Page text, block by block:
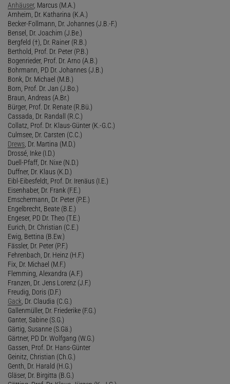
Anhäuser, Marcus (M.A.)
Arnheim, Dr. Katharina (K.A.)
Becker-Follmann, Dr. Johannes (J.B.-F.)
Bensel, Dr. Joachim (J.Be.)
Bergfeld (†), Dr. Rainer (R.B.)
Berthold, Prof. Dr. Peter (P.B.)
Bogenrieder, Prof. Dr. Arno (A.B.)
Bohrmann, PD Dr. Johannes (J.B.)
Bonk, Dr. Michael (M.B.)
Born, Prof. Dr. Jan (J.Bo.)
Braun, Andreas (A.Br.)
Bürger, Prof. Dr. Renate (R.Bü.)
Cassada, Dr. Randall (R.C.)
Collatz, Prof. Dr. Klaus-Günter (K.-G.C.)
Culmsee, Dr. Carsten (C.C.)
Drews , Dr. Martina (M.D.)
Drossé, Inke (I.D.)
Duell-Pfaff, Dr. Nixe (N.D.)
Duffner, Dr. Klaus (K.D.)
Eibl-Eibesfeldt, Prof. Dr. Irenäus (I.E.)
Eisenhaber, Dr. Frank (F.E.)
Emschermann, Dr. Peter (P.E.)
Engelbrecht, Beate (B.E.)
Engeser, PD Dr. Theo (T.E.)
Eurich, Dr. Christian (C.E.)
Ewig, Bettina (B.Ew.)
Fässler, Dr. Peter (P.F.)
Fehrenbach, Dr. Heinz (H.F.)
Fix, Dr. Michael (M.F.)
Flemming, Alexandra (A.F.)
Franzen, Dr. Jens Lorenz (J.F.)
Freudig, Doris (D.F.)
Gack , Dr. Claudia (C.G.)
Gallenmüller, Dr. Friederike (F.G.)
Ganter, Sabine (S.G.)
Gärtig, Susanne (S.Gä.)
Gärtner, PD Dr. Wolfgang (W.G.)
Gassen, Prof. Dr. Hans-Günter
Geinitz, Christian (Ch.G.)
Genth, Dr. Harald (H.G.)
Gläser, Dr. Birgitta (B.G.)